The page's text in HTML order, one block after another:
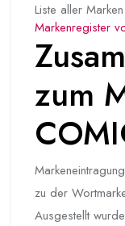
Liste aller Marken
Markenregister
zum
zu der
Ausgestellt